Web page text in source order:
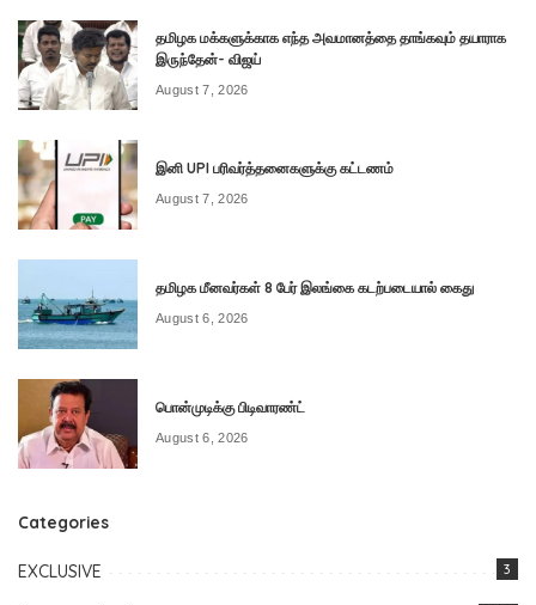
தமிழக மக்களுக்காக எந்த அவமானத்தை தாங்கவும் தயாராக
இருந்தேன்- விஜய்
August 7, 2026
இனி UPI பரிவர்த்தனைகளுக்கு கட்டணம்
August 7, 2026
தமிழக மீனவர்கள் 8 பேர் இலங்கை கடற்படையால் கைது
August 6, 2026
பொன்முடிக்கு பிடிவாரண்ட்
August 6, 2026
Categories
EXCLUSIVE 3